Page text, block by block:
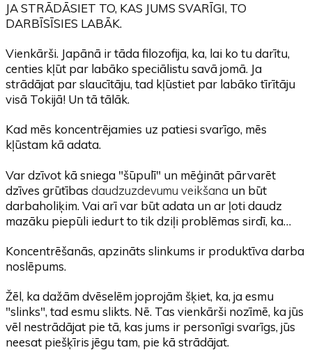
JA STRĀDĀSIET TO, KAS JUMS SVARĪGI, TO
DARBĪSĪSIES LABĀK.
Vienkārši. Japānā ir tāda filozofija, ka, lai ko tu darītu,
centies kļūt par labāko speciālistu savā jomā. Ja
strādājat par slaucītāju, tad kļūstiet par labāko tīrītāju
visā Tokijā! Un tā tālāk.
Kad mēs koncentrējamies uz patiesi svarīgo, mēs
kļūstam kā adata.
Var dzīvot kā sniega "šūpulī" un mēģināt pārvarēt
dzīves grūtībasdaudzuzdevumu veikšana un būt
darbaholiķim. Vai arī var būt adata un ar ļoti daudz
mazāku piepūli iedurt to tik dziļi problēmas sirdī, ka…
Koncentrēšanās, apzināts slinkums ir produktīva darba
noslēpums.
Žēl, ka dažām dvēselēm joprojām šķiet, ka, ja esmu
"slinks", tad esmu slikts. Nē. Tas vienkārši nozīmē, ka jūs
vēl nestrādājat pie tā, kas jums ir personīgi svarīgs, jūs
neesat piešķīris jēgu tam, pie kā strādājat.